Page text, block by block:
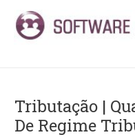
para
Tributação |
De Regime
navigation